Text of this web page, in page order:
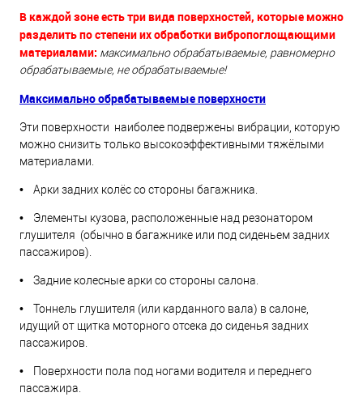
В каждой зоне есть три вида поверхностей, которые можно
разделить по степени их обработки вибропоглощающими
материалами: максимально обрабатываемые, равномерно
обрабатываемые, не обрабатываемые!
Максимально обрабатываемые поверхности
Эти поверхности наиболее подвержены вибрации, которую
можно снизить только высокоэффективными тяжёлыми
материалами.
• Арки задних колёс со стороны багажника.
• Элементы кузова, расположенные над резонатором
глушителя (обычно в багажнике или под сиденьем задних
пассажиров).
• Задние колесные арки со стороны салона.
• Тоннель глушителя (или карданного вала) в салоне,
идущий от щитка моторного отсека до сиденья задних
пассажиров.
• Поверхности пола под ногами водителя и переднего
пассажира.